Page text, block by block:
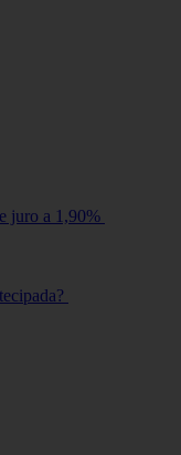
juro a 1,90%